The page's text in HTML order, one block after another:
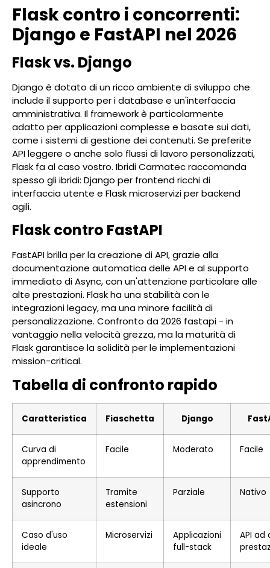
Flask contro i concorrenti:
Django e FastAPI nel 2026
Flask vs. Django
Django è dotato di un ricco ambiente di sviluppo che
include il supporto per i database e un'interfaccia
amministrativa. Il framework è particolarmente
adatto per applicazioni complesse e basate sui dati,
come i sistemi di gestione dei contenuti. Se preferite
API leggere o anche solo flussi di lavoro personalizzati,
Flask fa al caso vostro. Ibridi Carmatec raccomanda
spesso gli ibridi: Django per frontend ricchi di
interfaccia utente e Flask microservizi per backend
agili.
Flask contro FastAPI
FastAPI brilla per la creazione di API, grazie alla
documentazione automatica delle API e al supporto
immediato di Async, con un'attenzione particolare alle
alte prestazioni. Flask ha una stabilità con le
integrazioni legacy, ma una minore facilità di
personalizzazione. Confronto da 2026 fastapi - in
vantaggio nella velocità grezza, ma la maturità di
Flask garantisce la solidità per le implementazioni
mission-critical.
Tabella di confronto rapido
Caratteristica Fiaschetta Django
Curva di
apprendimento
Facile Moderato Facile
Supporto
asincrono
Tramite
estensioni
Parziale Nativo
Caso d'uso
ideale
Microservizi
Applicazioni
full-stack
API ad